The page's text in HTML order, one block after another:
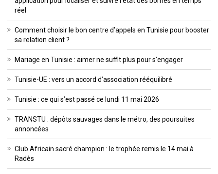
réel
Comment choisir le bon centre d’appels en Tunisie pour booster
sa relation client ?
Mariage en Tunisie : aimer ne suffit plus pour s’engager
Tunisie-UE : vers un accord d’association rééquilibré
Tunisie : ce qui s’est passé ce lundi 11 mai 2026
TRANSTU : dépôts sauvages dans le métro, des poursuites
annoncées
Club Africain sacré champion : le trophée remis le 14 mai à
Radès